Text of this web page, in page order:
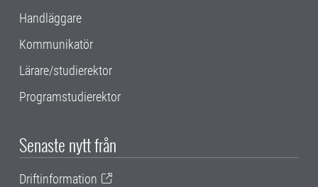
Handläggare
Kommunikatör
Lärare/studierektor
Programstudierektor
Senaste nytt från
Driftinformation